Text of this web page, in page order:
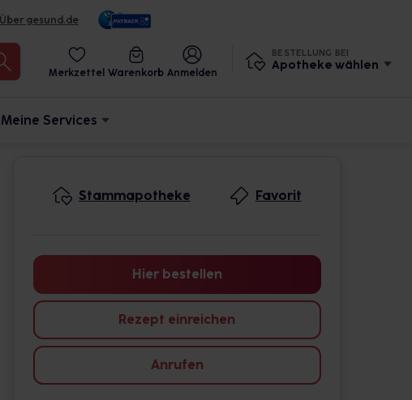
Über gesund.de
Merkzettel Warenkorb Anmelden
BESTELLUNG BEI
Apotheke wählen
Meine Services
Stammapotheke Favorit
Hier bestellen
Rezept einreichen
Anrufen